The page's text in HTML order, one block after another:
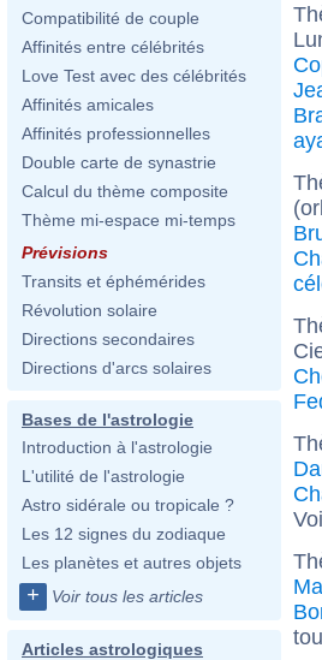
Compatibilité de couple
Affinités entre célébrités
Love Test avec des célébrités
Affinités amicales
Affinités professionnelles
Double carte de synastrie
Calcul du thème composite
Thème mi-espace mi-temps
Prévisions
Transits et éphémérides
Révolution solaire
Directions secondaires
Directions d'arcs solaires
Bases de l'astrologie
Introduction à l'astrologie
L'utilité de l'astrologie
Astro sidérale ou tropicale ?
Les 12 signes du zodiaque
Les planètes et autres objets
+ Voir tous les articles
Articles astrologiques